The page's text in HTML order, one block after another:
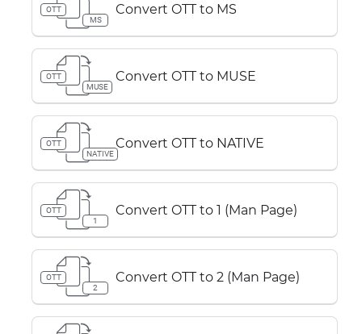
OTT
MS
Convert OTT to MS
OTT
MUSE
Convert OTT to MUSE
OTT
NATIVE
Convert OTT to NATIVE
OTT
1
Convert OTT to 1 (Man Page)
OTT
2
Convert OTT to 2 (Man Page)